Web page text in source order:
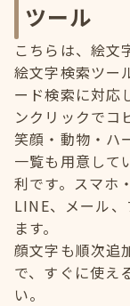
ツール
こちらは、絵文
絵文字検索ツー
ード検索に対応
ンクリックでコ
笑顔・動物・ハ
一覧も用意して
利です。スマホ
LINE、メール
ます。
顔文字も順次追
で、すぐに使え
い。